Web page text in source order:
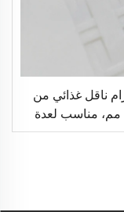
ناقل غذائي من
مادة PVC أزرق هلال الشكل بسماكة 5 مم، مناسب لعدة